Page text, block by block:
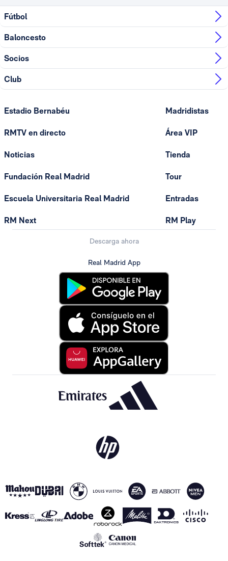
Fútbol
Baloncesto
Socios
Club
Estadio Bernabéu
RMTV en directo
Noticias
Fundación Real Madrid
Escuela Universitaria Real Madrid
RM Next
Madridistas
Área VIP
Tienda
Tour
Entradas
RM Play
Descarga ahora
Real Madrid App